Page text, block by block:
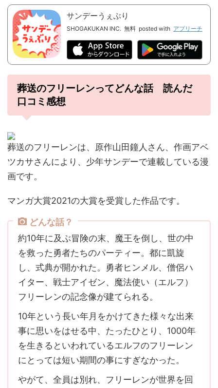
サンデーうぇぶり
SHOGAKUKAN INC. 無料 posted with アプリーチ
葬送のフリーレンってどんな話 読んだ
口コミ感想
葬送のフリーレンは、原作山田鐘人さん、作画アベ
ツカサさんにより、少年サンデーで連載している漫
画です。
マンガ大賞2021の大賞を受賞した作品です。
どんな話？
約10年に及ぶ冒険の末、魔王を倒し、世の中
を救った勇者たちのパーティー。都に凱旋
し、式典が開かれた。勇者ヒンメル、僧侶ハ
イター、戦士アイゼン、魔法使い（エルフ）
フリーレンの記念像が建てられる。
10年という長い年月をかけてきた様々な出来
事に思いをはせる中、たったひとり、1000年
を生きるといわれているエルフのフリーレン
にとっては短い期間の事にすぎなかった。
やがて、全員は別れ、フリーレンが世界を回